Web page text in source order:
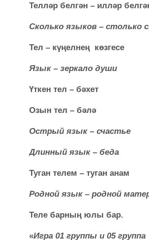
Телләр белгән – илләр
Сколько языков – столько
Тел – күңелнең
Язык – зеркало души
Үткен тел – бәхет
Озын тел – бәлә
Острый язык – счастье
Длинный язык – беда
Туган телем – туган анам
Родной язык – родной
Теле барның юлы бар.
«Игра 01 группы и 05